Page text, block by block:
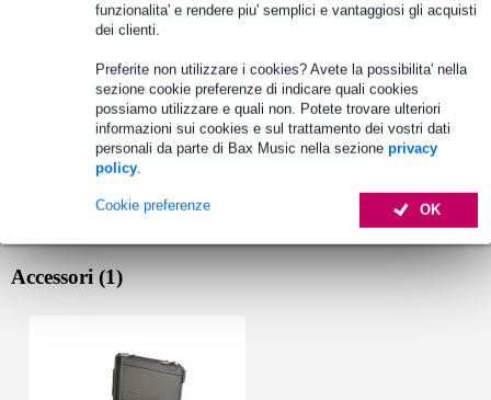
funzionalita' e rendere piu' semplici e vantaggiosi gli acquisti
dei clienti.
Preferite non utilizzare i cookies? Avete la possibilita' nella
sezione cookie preferenze di indicare quali cookies
possiamo utilizzare e quali non. Potete trovare ulteriori
informazioni sui cookies e sul trattamento dei vostri dati
personali da parte di Bax Music nella sezione privacy
policy.
OK
Cookie preferenze
Accessori (1)